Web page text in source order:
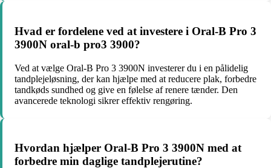
Hvad er fordelene ved at investere i Oral-B Pro 3
3900N oral-b pro3 3900?
Ved at vælge Oral-B Pro 3 3900N investerer du i en pålidelig
tandplejeløsning, der kan hjælpe med at reducere plak, forbedre
tandkøds sundhed og give en følelse af renere tænder. Den
avancerede teknologi sikrer effektiv rengøring.
Hvordan hjælper Oral-B Pro 3 3900N med at
forbedre min daglige tandplejerutine?